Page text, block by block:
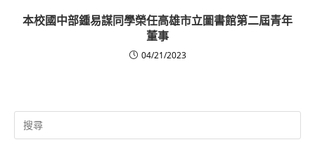
本校國中部鍾易謀同學榮任高雄市立圖書館第二屆青年
董事
04/21/2023
Search
for: